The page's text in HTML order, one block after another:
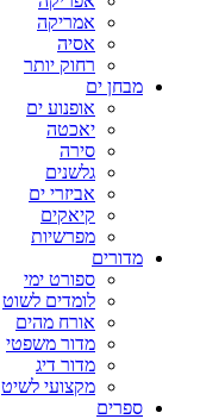
אמריקה
אסיה
רחוק יותר
מבחן ים
אופנוע ים
יאכטה
סירה
גלשנים
אביזרי ים
קיאקים
מפרשיות
מדורים
ספורט ימי
לומדים לשוט
אורח מהים
מדור משפטי
מדור דיג
מקצועי לשיט
ספרים